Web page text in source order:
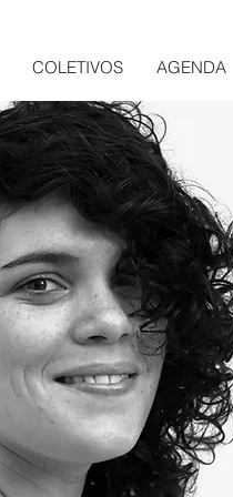
COLETIVOS AGENDA